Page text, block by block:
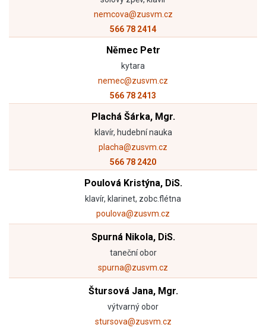
nemcova@zusvm.cz
566 78 2414
Němec Petr
kytara
nemec@zusvm.cz
566 78 2413
Plachá Šárka, Mgr.
klavír, hudební nauka
placha@zusvm.cz
566 78 2420
Poulová Kristýna, DiS.
klavír, klarinet, zobc.flétna
poulova@zusvm.cz
Spurná Nikola, DiS.
taneční obor
spurna@zusvm.cz
Štursová Jana, Mgr.
výtvarný obor
stursova@zusvm.cz